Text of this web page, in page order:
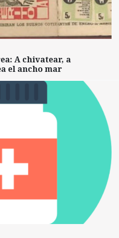
A chivatear, a
el ancho mar